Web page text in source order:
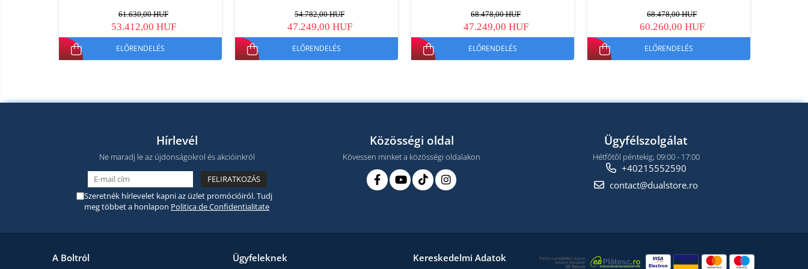
61.630,00 HUF
53.412,00 HUF
ELŐRENDELÉS
54.782,00 HUF
47.249,00 HUF
ELŐRENDELÉS
68.478,00 HUF
47.249,00 HUF
ELŐRENDELÉS
68.478,00 HUF
60.260,00 HUF
ELŐRENDELÉS
Hírlevél
Ne maradj le az újdonságokrol és akcióinkról
Szeretnék hírlevelet kapni az üzlet promócióiról. Tudj
meg többet a honlapon Politica de Confidentialitate
Közösségi oldal
Kövessen minket a közösségi oldalakon
Ügyfélszolgálat
Hétfőtől péntekig, 09:00 - 17:00
+40215552590
contact@dualstore.ro
A Boltról Ügyfeleknek Kereskedelmi Adatok